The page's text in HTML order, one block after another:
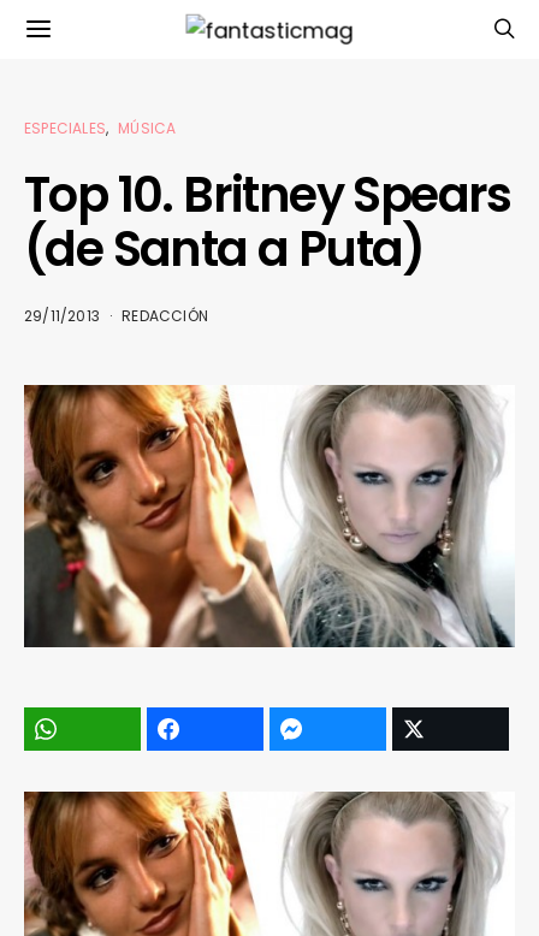
ESPECIALES MÚSICA
Top 10. Britney Spears
(de Santa a Puta)
29/11/2013 REDACCIÓN